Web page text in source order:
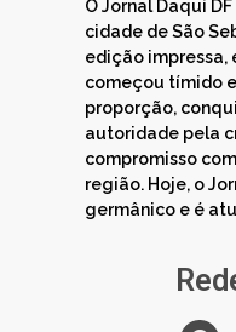
O Jornal Daqui
cidade de São
edição impressa,
começou tímido
proporção,
autoridade pela
compromisso
região. Hoje, o
germânico e é